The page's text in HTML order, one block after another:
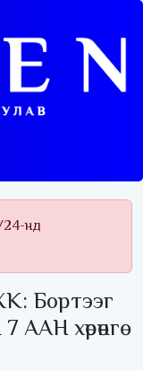
24-нд
Бортээг
хөрөнгө